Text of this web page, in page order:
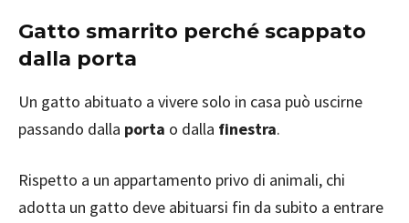
Gatto smarrito perché scappato
dalla porta
Un gatto abituato a vivere solo in casa può uscirne
passando dalla porta o dalla finestra.
Rispetto a un appartamento privo di animali, chi
adotta un gatto deve abituarsi fin da subito a entrare